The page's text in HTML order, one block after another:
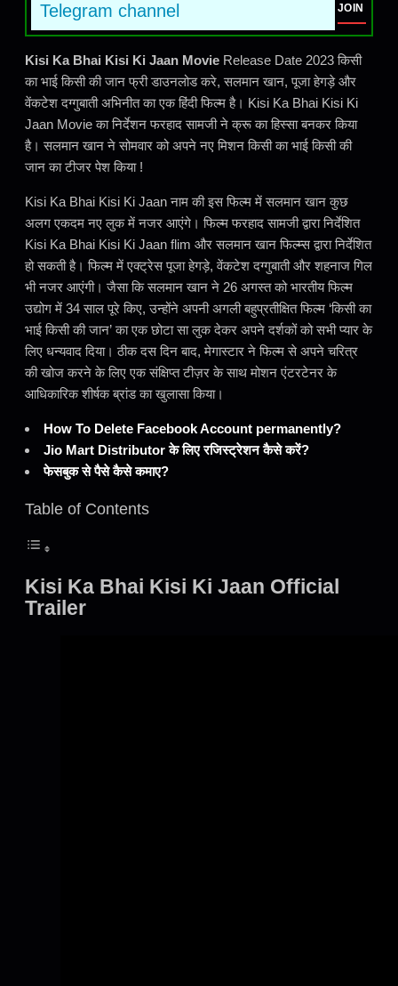
Telegram channel JOIN
Kisi Ka Bhai Kisi Ki Jaan Movie Release Date 2023 किसी
का भाई किसी की जान फ्री डाउनलोड करे, सलमान खान, पूजा हेगड़े और
वेंकटेश दग्गुबाती अभिनीत का एक हिंदी फिल्म है। Kisi Ka Bhai Kisi Ki
Jaan Movie का निर्देशन फरहाद सामजी ने क्रू का हिस्सा बनकर किया
है। सलमान खान ने सोमवार को अपने नए मिशन किसी का भाई किसी की
जान का टीजर पेश किया !
Kisi Ka Bhai Kisi Ki Jaan नाम की इस फिल्म में सलमान खान कुछ
अलग एकदम नए लुक में नजर आएंगे। फिल्म फरहाद सामजी द्वारा निर्देशित
Kisi Ka Bhai Kisi Ki Jaan flim और सलमान खान फिल्म्स द्वारा निर्देशित
हो सकती है। फिल्म में एक्ट्रेस पूजा हेगड़े, वेंकटेश दग्गुबाती और शहनाज गिल
भी नजर आएंगी। जैसा कि सलमान खान ने 26 अगस्त को भारतीय फिल्म
उद्योग में 34 साल पूरे किए, उन्होंने अपनी अगली बहुप्रतीक्षित फिल्म ‘किसी का
भाई किसी की जान’ का एक छोटा सा लुक देकर अपने दर्शकों को सभी प्यार के
लिए धन्यवाद दिया। ठीक दस दिन बाद, मेगास्टार ने फिल्म से अपने चरित्र
की खोज करने के लिए एक संक्षिप्त टीज़र के साथ मोशन एंटरटेनर के
आधिकारिक शीर्षक ब्रांड का खुलासा किया।
How To Delete Facebook Account permanently?
Jio Mart Distributor के लिए रजिस्ट्रेशन कैसे करें?
फेसबुक से पैसे कैसे कमाए?
Table of Contents
Kisi Ka Bhai Kisi Ki Jaan Official
Trailer